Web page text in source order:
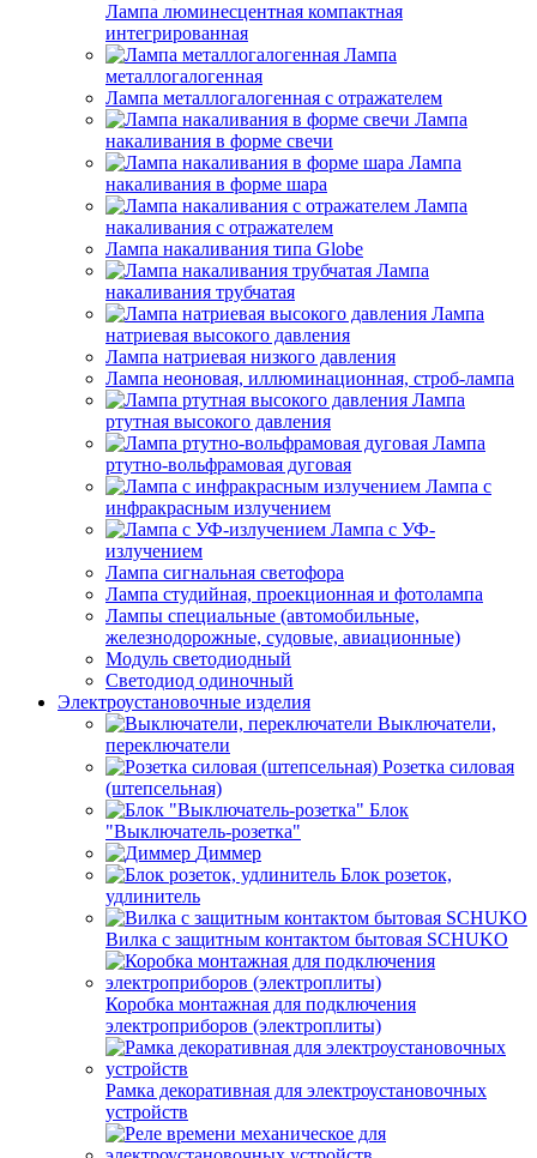
Лампа люминесцентная компактная
интегрированная
Лампа
металлогалогенная
Лампа металлогалогенная с отражателем
Лампа
накаливания в форме свечи
Лампа
накаливания в форме шара
Лампа
накаливания с отражателем
Лампа накаливания типа Globe
Лампа
накаливания трубчатая
Лампа
натриевая высокого давления
Лампа натриевая низкого давления
Лампа неоновая, иллюминационная, строб-лампа
Лампа
ртутная высокого давления
Лампа
ртутно-вольфрамовая дуговая
Лампа с
инфракрасным излучением
Лампа с УФ-
излучением
Лампа сигнальная светофора
Лампа студийная, проекционная и фотолампа
Лампы специальные (автомобильные,
железнодорожные, судовые, авиационные)
Модуль светодиодный
Светодиод одиночный
Электроустановочные изделия
Выключатели,
переключатели
Розетка силовая
(штепсельная)
Блок
"Выключатель-розетка"
Диммер
Блок розеток,
удлинитель
Вилка с защитным контактом бытовая SCHUKO
Коробка монтажная для подключения
электроприборов (электроплиты)
Рамка декоративная для электроустановочных
устройств